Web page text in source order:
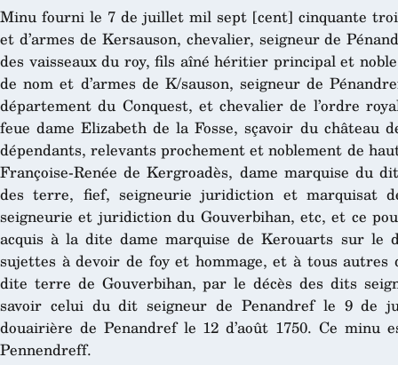
Minu fourni le 7 de juillet mil sept [cent] cinquante
et d’armes de Kersauson, chevalier, seigneur de
des vaisseaux du roy, fils aîné héritier principal et
de nom et d’armes de K/sauson, seigneur de
département du Conquest, et chevalier de l’ordre
feue dame Elizabeth de la Fosse, sçavoir du château
dépendants, relevants prochement et noblement de
Françoise-Renée de Kergroadès, dame marquise du
des terre, fief, seigneurie juridiction et marquisat
seigneurie et juridiction du Gouverbihan, etc, et ce
acquis à la dite dame marquise de Kerouarts sur le
sujettes à devoir de foy et hommage, et à tous autres
dite terre de Gouverbihan, par le décès des dits
savoir celui du dit seigneur de Penandref le 9 de
douairière de Penandref le 12 d’août 1750. Ce minu
Pennendreff.